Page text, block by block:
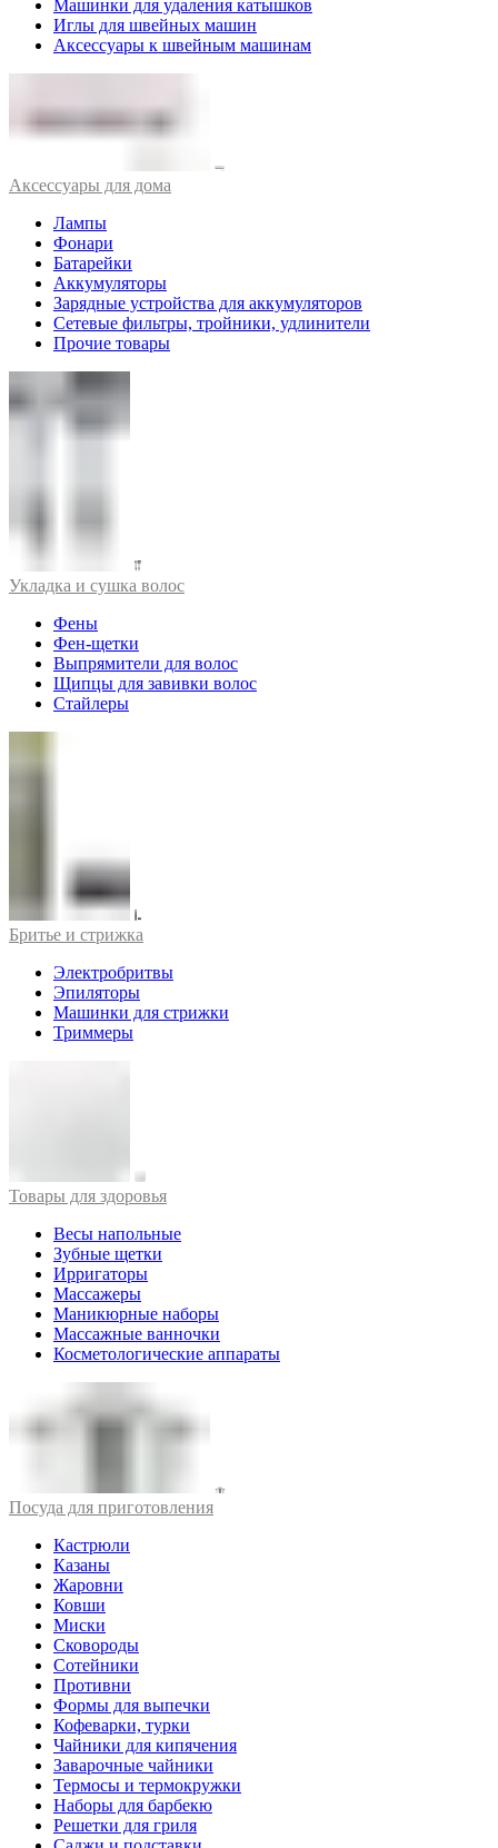
Машинки для удаления катышков
Иглы для швейных машин
Аксессуары к швейным машинам
Аксессуары для дома
Лампы
Фонари
Батарейки
Аккумуляторы
Зарядные устройства для аккумуляторов
Сетевые фильтры, тройники, удлинители
Прочие товары
Укладка и сушка волос
Фены
Фен-щетки
Выпрямители для волос
Щипцы для завивки волос
Стайлеры
Бритье и стрижка
Электробритвы
Эпиляторы
Машинки для стрижки
Триммеры
Товары для здоровья
Весы напольные
Зубные щетки
Ирригаторы
Массажеры
Маникюрные наборы
Массажные ванночки
Косметологические аппараты
Посуда для приготовления
Кастрюли
Казаны
Жаровни
Ковши
Миски
Сковороды
Сотейники
Противни
Формы для выпечки
Кофеварки, турки
Чайники для кипячения
Заварочные чайники
Термосы и термокружки
Наборы для барбекю
Решетки для гриля